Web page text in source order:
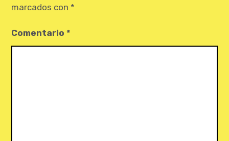
marcados con *
Comentario*